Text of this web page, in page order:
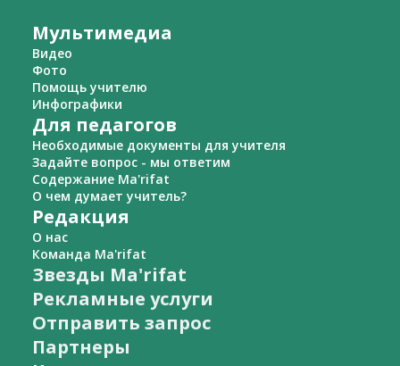
Мультимедиа
Видео
Фото
Помощь учителю
Инфографики
Для педагогов
Необходимые документы для учителя
Задайте вопрос - мы ответим
Содержание Ma'rifat
О чем думает учитель?
Редакция
О нас
Команда Ma'rifat
Звезды Ma'rifat
Рекламные услуги
Отправить запрос
Партнеры